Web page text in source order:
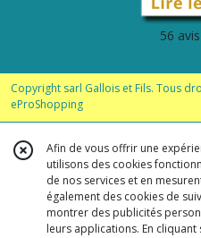
56
Copyright sarl Gallois et Fils. Tous
eProShopping
Afin de vous offrir une
utilisons des cookies
de nos services et en
également des cookies de
montrer des publicités
leurs applications. En cliquant